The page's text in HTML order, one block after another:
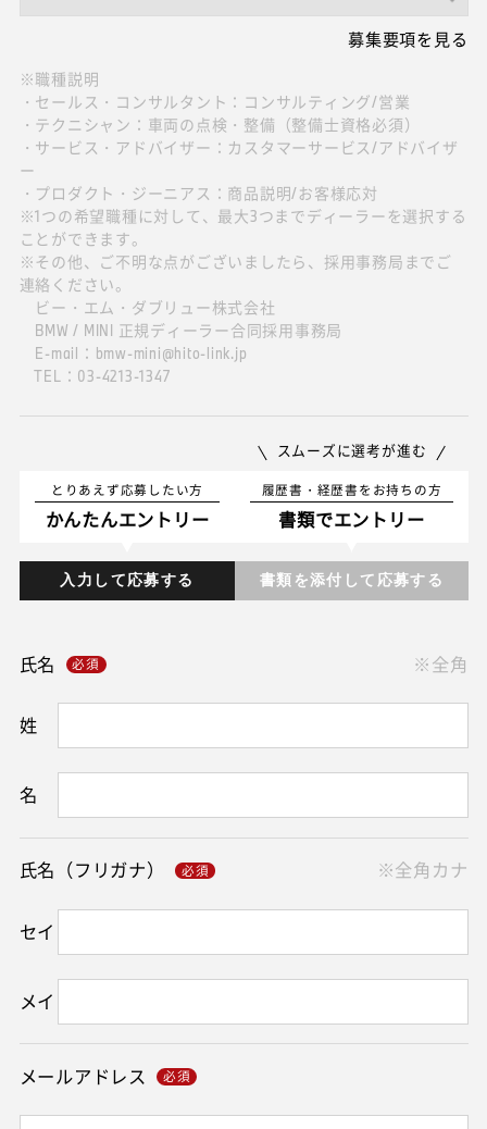
募集要項を見る
※職種説明
・セールス・コンサルタント：コンサルティング/営業
・テクニシャン：車両の点検・整備（整備士資格必須）
・サービス・アドバイザー：カスタマーサービス/アドバイザ
ー
・プロダクト・ジーニアス：商品説明/お客様応対
※1つの希望職種に対して、最大3つまでディーラーを選択する
ことができます。
※その他、ご不明な点がございましたら、採用事務局までご
連絡ください。
ビー・エム・ダブリュー株式会社
BMW / MINI 正規ディーラー合同採用事務局
E-mail：bmw-mini@hito-link.jp
TEL：03-4213-1347
とりあえず応募したい方
かんたんエントリー
入力して応募する
スムーズに選考が進む
履歴書・経歴書をお持ちの方
書類でエントリー
書類を添付して応募する
氏名
姓
名
※全角
氏名（フリガナ）
セイ
メイ
※全角カナ
メールアドレス